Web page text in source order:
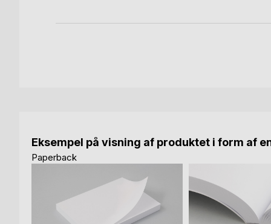
Eksempel på visning af produktet i form af
Paperback